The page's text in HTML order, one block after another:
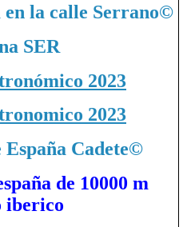
la calle Serrano©
SER
2023
2023
Cadete©
de 10000 m
iberico